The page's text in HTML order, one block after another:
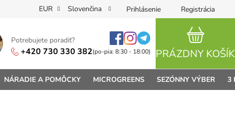
EUR Slovenčina Prihlásenie Registrácia
Potrebujete poradiť?
+420 730 330 382(po-pia: 8:30 - 18:00) PRÁZDNY KOŠÍK
NÁRADIE A POMÔCKY MICROGREENS SEZÓNNY VÝBER 3